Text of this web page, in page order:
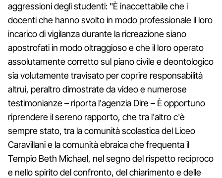
aggressioni degli studenti: "È inaccettabile che i
docenti che hanno svolto in modo professionale il loro
incarico di vigilanza durante la ricreazione siano
apostrofati in modo oltraggioso e che il loro operato
assolutamente corretto sul piano civile e deontologico
sia volutamente travisato per coprire responsabilità
altrui, peraltro dimostrate da video e numerose
testimonianze – riporta l'agenzia Dire – È opportuno
riprendere il sereno rapporto, che tra l'altro c'è
sempre stato, tra la comunità scolastica del Liceo
Caravillani e la comunità ebraica che frequenta il
Tempio Beth Michael, nel segno del rispetto reciproco
e nello spirito del confronto, del chiarimento e delle